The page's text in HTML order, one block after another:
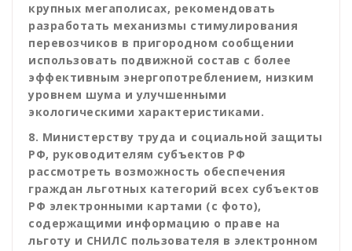
крупных мегаполисах, рекомендовать
разработать механизмы стимулирования
перевозчиков в пригородном сообщении
использовать подвижной состав с более
эффективным энергопотреблением, низким
уровнем шума и улучшенными
экологическими характеристиками.
8. Министерству труда и социальной защиты
РФ, руководителям субъектов РФ
рассмотреть возможность обеспечения
граждан льготных категорий всех субъектов
РФ электронными картами (с фото),
содержащими информацию о праве на
льготу и СНИЛС пользователя в электронном